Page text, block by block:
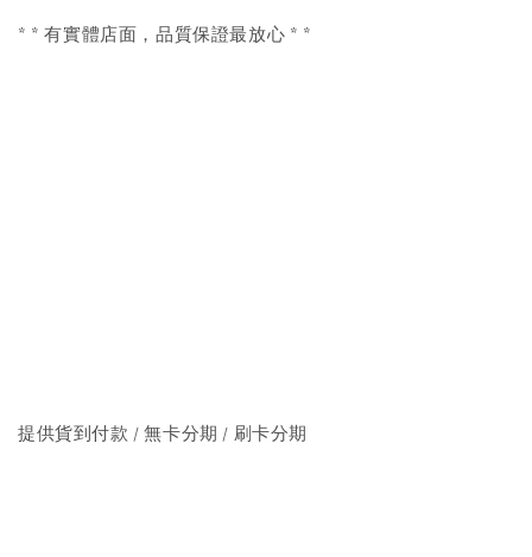
* * 有實體店面，品質保證最放心 * *
提供貨到付款 / 無卡分期 / 刷卡分期